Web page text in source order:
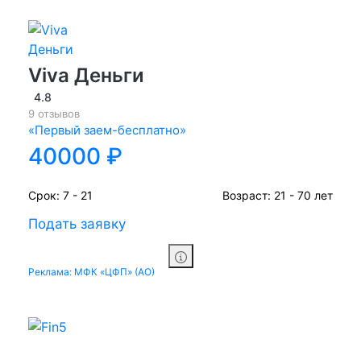
Viva Деньги
4.8
9 отзывов
«Первый заем-бесплатно»
40000 ₽
Срок: 7 - 21 Возраст: 21 - 70 лет
Подать заявку
Реклама: МФК «ЦФП» (АО)